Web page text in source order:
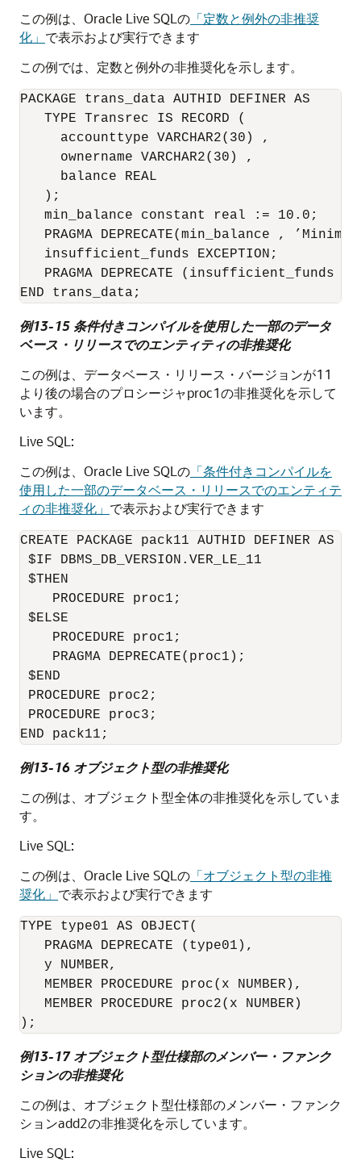
この例は、Oracle Live SQLの 「定数と例外の非推奨
化」 で表示および実行できます
この例では、定数と例外の非推奨化を示します。
PACKAGE trans_data AUTHID DEFINER AS
   TYPE Transrec IS RECORD (
     accounttype VARCHAR2(30) ,
     ownername VARCHAR2(30) ,
     balance REAL
   );
   min_balance constant real := 10.0;
PRAGMA DEPRECATE(min_balance ,
   insufficient_funds EXCEPTION;
PRAGMA DEPRECATE (insufficient_funds ,
例13-15 条件付きコンパイルを使用した一部のデータ
ベース・リリースでのエンティティの非推奨化
この例は、データベース・リリース・バージョンが11
より後の場合のプロシージャproc1の非推奨化を示して
います。
Live SQL:
この例は、Oracle Live SQLの 「条件付きコンパイルを
使用した一部のデータベース・リリースでのエンティテ
ィの非推奨化」 で表示および実行できます
CREATE PACKAGE pack11 AUTHID DEFINER AS
$IF DBMS_DB_VERSION.VER_LE_11
$THEN
    PROCEDURE proc1;
$ELSE
    PROCEDURE proc1;
    PRAGMA DEPRECATE(proc1);
$END
PROCEDURE proc2;
PROCEDURE proc3;
例13-16 オブジェクト型の非推奨化
この例は、オブジェクト型全体の非推奨化を示していま
す。
Live SQL:
この例は、Oracle Live SQLの 「オブジェクト型の非推
奨化」 で表示および実行できます
TYPE type01 AS OBJECT(
PRAGMA DEPRECATE (type01),
   y NUMBER,
   MEMBER PROCEDURE proc(x NUMBER),
   MEMBER PROCEDURE proc2(x NUMBER)
例13-17 オブジェクト型仕様部のメンバー・ファンク
ションの非推奨化
この例は、オブジェクト型仕様部のメンバー・ファンク
ションadd2の非推奨化を示しています。
Live SQL: